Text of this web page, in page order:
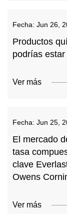
Fecha: Jun 26,
Productos
podrías
Ver más
Fecha: Jun 25,
El mercado
tasa
clave
Owens
Ver más